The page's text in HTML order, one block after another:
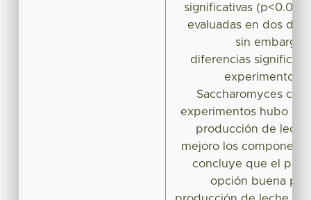
significativas (p<0.05)
evaluadas en dos de
sin embargo
diferencias
experimentos.
Saccharomyces
experimentos hubo un
producción de
mejoro los
concluye que el
opción buena